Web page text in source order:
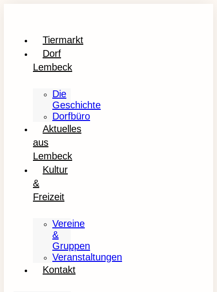
Tiermarkt
Dorf
Lembeck
Die
Geschichte
Dorfbüro
Aktuelles
aus
Lembeck
Kultur
&
Freizeit
Vereine
&
Gruppen
Veranstaltungen
Kontakt